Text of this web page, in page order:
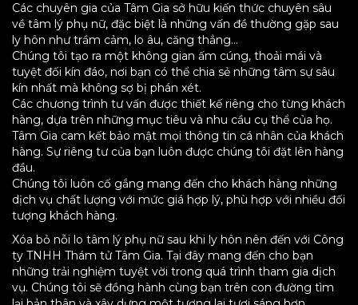
Các chuyên gia của Tâm Gia sở hữu kiến thức chuyên sâu
về tâm lý phụ nữ, đặc biệt là những vấn đề thường gặp sau
ly hôn như trầm cảm, lo âu, căng thẳng…
Chúng tôi tạo ra một không gian ấm cúng, thoải mái và
tuyệt đối kín đáo, nơi bạn có thể chia sẻ những tâm sự sâu
kín nhất mà không sợ bị phán xét.
Các chương trình tư vấn được thiết kế riêng cho từng khách
hàng, dựa trên những mục tiêu và nhu cầu cụ thể của họ.
Tâm Gia cam kết bảo mật mọi thông tin cá nhân của khách
hàng. Sự riêng tư của bạn luôn được chúng tôi đặt lên hàng
đầu.
Chúng tôi luôn cố gắng mang đến cho khách hàng những
dịch vụ chất lượng với mức giá hợp lý, phù hợp với nhiều đối
tượng khách hàng.
Xóa bỏ nỗi lo tâm lý phụ nữ sau khi ly hôn nên đến với Công
ty TNHH Thám tử Tâm Gia. Tại đây mang đến cho bạn
những trải nghiệm tuyệt vời trong quá trình tham gia dịch
vụ. Chúng tôi sẽ đồng hành cùng bạn trên con đường tìm